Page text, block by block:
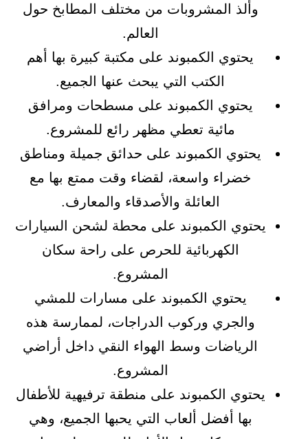
وألذ المشروبات من مختلف المطابخ حول
العالم.
يحتوي الكمبوند على مكتبة كبيرة بها أهم
الكتب التي يبحث عنها الجميع.
يحتوي الكمبوند على مسطحات ومرافق
مائية تعطي مظهر رائع للمشروع.
يحتوي الكمبوند على حدائق جميلة ومناطق
خضراء واسعة، لقضاء وقت ممتع بها مع
العائلة والأصدقاء والمعارف.
يحتوي الكمبوند على محطة لشحن السيارات
الكهربائية للحرص على راحة سكان
المشروع.
يحتوي الكمبوند على مسارات للمشي
والجري وركوب الدراجات، لممارسة هذه
الرياضات وسط الهواء النقي داخل أراضي
المشروع.
يحتوي الكمبوند على منطقة ترفيهية للأطفال
بها أفضل ألعاب التي يحبها الجميع، وهي